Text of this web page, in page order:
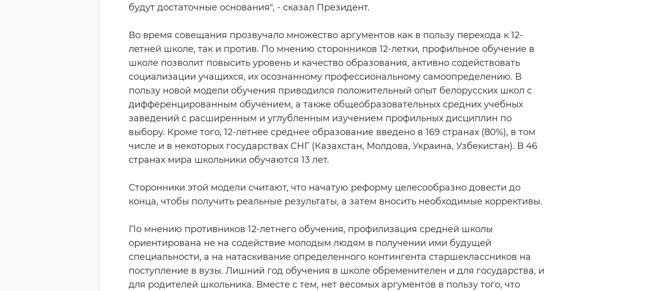
будут достаточные основания", - сказал Президент.
Во время совещания прозвучало множество аргументов как в пользу перехода к 12-
летней школе, так и против. По мнению сторонников 12-летки, профильное обучение в
школе позволит повысить уровень и качество образования, активно содействовать
социализации учащихся, их осознанному профессиональному самоопределению. В
пользу новой модели обучения приводился положительный опыт белорусских школ с
дифференцированным обучением, а также общеобразовательных средних учебных
заведений с расширенным и углубленным изучением профильных дисциплин по
выбору. Кроме того, 12-летнее среднее образование введено в 169 странах (80%), в том
числе и в некоторых государствах СНГ (Казахстан, Молдова, Украина, Узбекистан). В 46
странах мира школьники обучаются 13 лет.
Сторонники этой модели считают, что начатую реформу целесообразно довести до
конца, чтобы получить реальные результаты, а затем вносить необходимые коррективы.
По мнению противников 12-летнего обучения, профилизация средней школы
ориентирована не на содействие молодым людям в получении ими будущей
специальности, а на натаскивание определенного контингента старшеклассников на
поступление в вузы. Лишний год обучения в школе обременителен и для государства, и
для родителей школьника. Вместе с тем, нет весомых аргументов в пользу того, что